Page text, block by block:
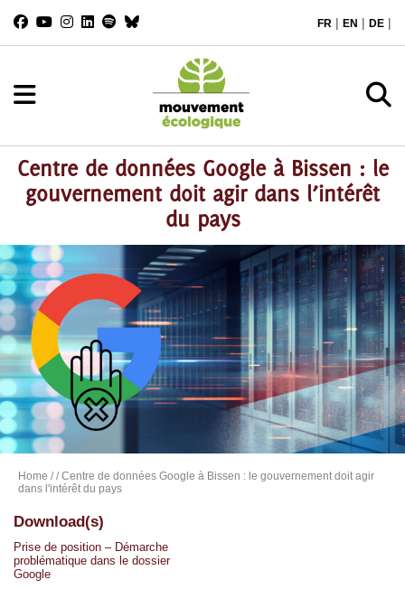
FR | EN | DE |
Centre de données Google à Bissen : le
gouvernement doit agir dans l’intérêt
du pays
Home // Centre de données Google à Bissen : le gouvernement doit agir
dans l'intérêt du pays
Download(s)
Prise de position – Démarche
problématique dans le dossier
Google